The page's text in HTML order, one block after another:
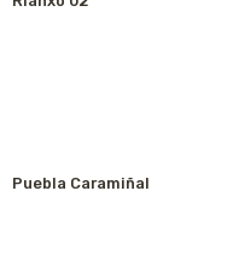
Puebla Caramiñal